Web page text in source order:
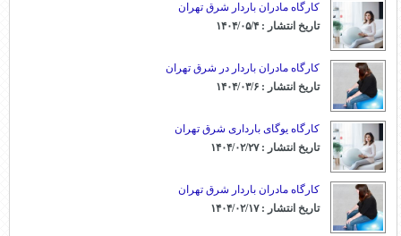
کارگاه مادران باردار شرق تهران
تاریخ انتشار : ۱۴۰۴/۰۵/۴
کارگاه مادران باردار در شرق تهران
تاریخ انتشار : ۱۴۰۴/۰۳/۶
کارگاه یوگای بارداری شرق تهران
تاریخ انتشار : ۱۴۰۴/۰۲/۲۷
کارگاه مادران باردار شرق تهران
تاریخ انتشار : ۱۴۰۴/۰۲/۱۷